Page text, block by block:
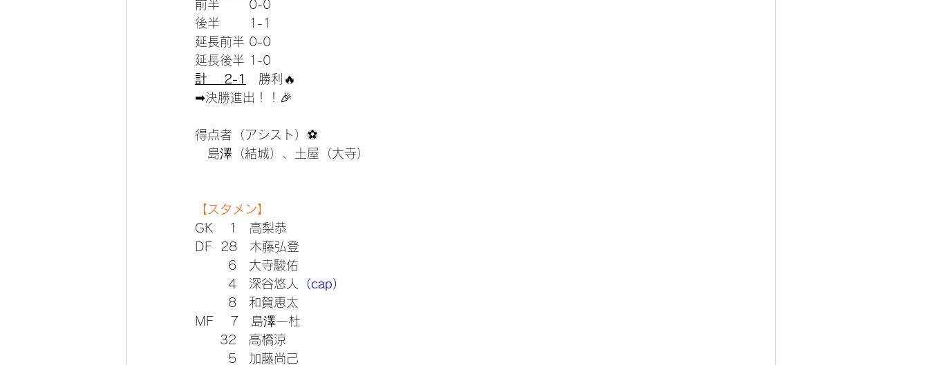
前半　　 0-0
後半　　 1-1
延長前半 0-0
延長後半 1-0
計　 2-1
勝利🔥
➡決勝進出！！🎉
得点者（アシスト）⚽
島澤（結城）、土屋（大寺）
【スタメン】
GK    1　高梨恭
DF  28　木藤弘登
        6　大寺駿佑
        4　深谷悠人
（cap）
        8　和賀恵太
MF    7　島澤一杜
      32　高橋涼
        5　加藤尚己